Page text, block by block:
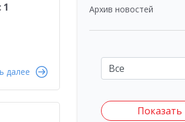
далее
Архив новостей
Показать